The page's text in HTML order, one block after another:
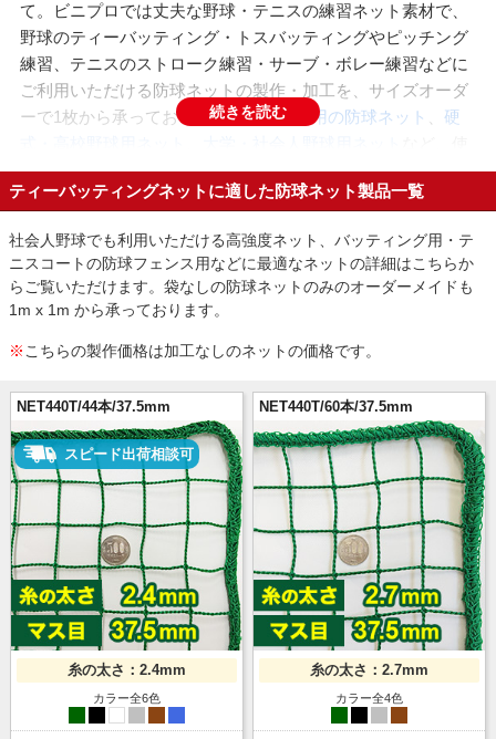
て。ビニプロでは丈夫な野球・テニスの練習ネット素材で、
野球のティーバッティング・トスバッティングやピッチング
練習、テニスのストローク練習・サーブ・ボレー練習などに
ご利用いただける防球ネットの製作・加工を、サイズオーダ
ーで1枚から承っております。少年野球用の防球ネット
硬
用するボールや利用層に合わせた規格のネット(網)素材をご
用意しております。
販売価格はこちら
見積依頼・お問い合わせ
続きを読む
ティーバッティングネットに適した防球ネット製品一覧
社会人野球でも利用いただける高強度ネット、バッティング用・テ
ニスコートの防球フェンス用などに最適なネットの詳細はこちらか
らご覧いただけます。袋なしの防球ネットのみのオーダーメイドも
1m x 1m から承っております。
※ こちらの製作価格は加工なしのネットの価格です。
NET440T/44本/37.5mm
スピード出荷相談可
糸の太さ：2.4mm
カラー全6色
NET440T/60本/37.5mm
糸の太さ：2.7mm
カラー全4色